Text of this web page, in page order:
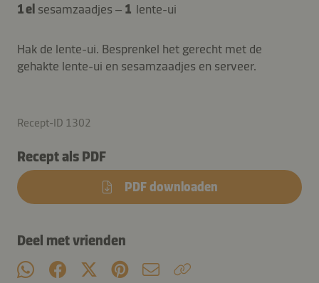
1 el sesamzaadjes – 1 lente-ui
Hak de lente-ui. Besprenkel het gerecht met de
gehakte lente-ui en sesamzaadjes en serveer.
Recept-ID 1302
Recept als PDF
PDF downloaden
Deel met vrienden